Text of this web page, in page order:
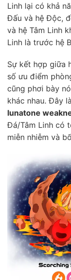
Linh lại có khả
Đấu và hệ Độc,
và hệ Tâm Linh
Linh là trước hệ
Sự kết hợp giữa
số ưu điểm
cũng phơi bày
khác nhau. Đây
lunatone
Đá/Tâm Linh có
miễn nhiễm và